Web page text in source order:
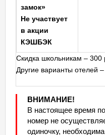
замок»
Не участвует
в акции
КЭШБЭК
Скидка школьникам – 300
Другие варианты отелей –
ВНИМАНИЕ!
В настоящее время
номер не
одиночку,